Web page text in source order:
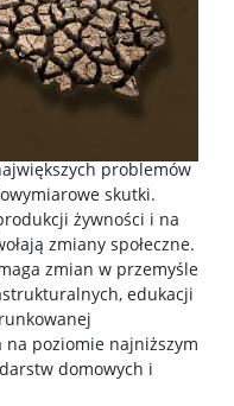
problemów
skutki.
żywności i na
zmiany społeczne.
zmian w przemyśle
edukacji
na poziomie najniższym
domowych i